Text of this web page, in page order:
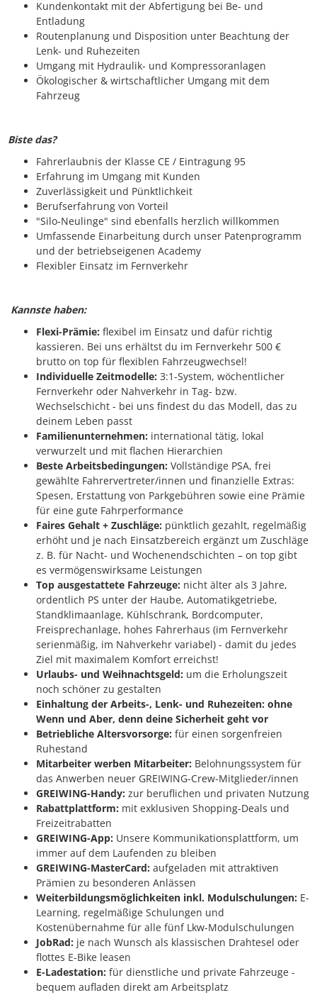
Kundenkontakt mit der Abfertigung bei Be- und
Entladung
Routenplanung und Disposition unter Beachtung der
Lenk- und Ruhezeiten
Umgang mit Hydraulik- und Kompressoranlagen
Ökologischer & wirtschaftlicher Umgang mit dem
Fahrzeug
Biste das?
Fahrerlaubnis der Klasse CE / Eintragung 95
Erfahrung im Umgang mit Kunden
Zuverlässigkeit und Pünktlichkeit
Berufserfahrung von Vorteil
"Silo-Neulinge" sind ebenfalls herzlich willkommen
Umfassende Einarbeitung durch unser Patenprogramm
und der betriebseigenen Academy
Flexibler Einsatz im Fernverkehr
Kannste haben:
Flexi-Prämie: flexibel im Einsatz und dafür richtig
kassieren. Bei uns erhältst du im Fernverkehr 500 €
brutto on top für flexiblen Fahrzeugwechsel!
Individuelle Zeitmodelle: 3:1-System, wöchentlicher
Fernverkehr oder Nahverkehr in Tag- bzw.
Wechselschicht - bei uns findest du das Modell, das zu
deinem Leben passt
Familienunternehmen: international tätig, lokal
verwurzelt und mit flachen Hierarchien
Beste Arbeitsbedingungen: Vollständige PSA, frei
gewählte Fahrervertreter/innen und finanzielle Extras:
Spesen, Erstattung von Parkgebühren sowie eine Prämie
für eine gute Fahrperformance
Faires Gehalt + Zuschläge: pünktlich gezahlt, regelmäßig
erhöht und je nach Einsatzbereich ergänzt um Zuschläge
z. B. für Nacht- und Wochenendschichten – on top gibt
es vermögenswirksame Leistungen
Top ausgestattete Fahrzeuge: nicht älter als 3 Jahre,
ordentlich PS unter der Haube, Automatikgetriebe,
Standklimaanlage, Kühlschrank, Bordcomputer,
Freisprechanlage, hohes Fahrerhaus (im Fernverkehr
serienmäßig, im Nahverkehr variabel) - damit du jedes
Ziel mit maximalem Komfort erreichst!
Urlaubs- und Weihnachtsgeld: um die Erholungszeit
noch schöner zu gestalten
Einhaltung der Arbeits-, Lenk- und Ruhezeiten: ohne
Wenn und Aber, denn deine Sicherheit geht vor
Betriebliche Altersvorsorge: für einen sorgenfreien
Ruhestand
Mitarbeiter werben Mitarbeiter: Belohnungssystem für
das Anwerben neuer GREIWING-Crew-Mitglieder/innen
GREIWING-Handy: zur beruflichen und privaten Nutzung
Rabattplattform: mit exklusiven Shopping-Deals und
Freizeitrabatten
GREIWING-App: Unsere Kommunikationsplattform, um
immer auf dem Laufenden zu bleiben
GREIWING-MasterCard: aufgeladen mit attraktiven
Prämien zu besonderen Anlässen
Weiterbildungsmöglichkeiten inkl. Modulschulungen: E-
Learning, regelmäßige Schulungen und
Kostenübernahme für alle fünf Lkw-Modulschulungen
JobRad: je nach Wunsch als klassischen Drahtesel oder
flottes E-Bike leasen
E-Ladestation: für dienstliche und private Fahrzeuge -
bequem aufladen direkt am Arbeitsplatz